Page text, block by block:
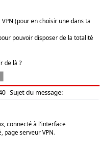
(pour en choisir une dans ta
pouvoir disposer de la totalité
de là ?
Sujet du message:
connecté à l'interface
page serveur VPN.